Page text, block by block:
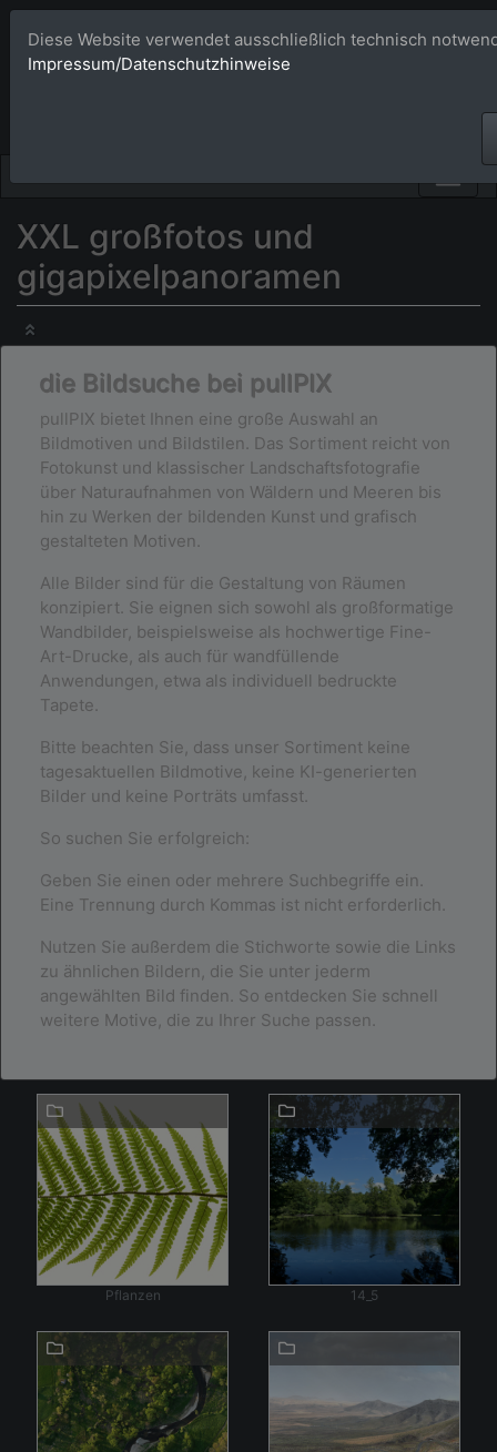
Bildagentur
XXL großfotos und
gigapixelpanoramen
die Bildsuche bei pullPIX
pullPIX bietet Ihnen eine große Auswahl an
Bildmotiven und Bildstilen. Das Sortiment reicht von
Fotokunst und klassischer Landschaftsfotografie
über Naturaufnahmen von Wäldern und Meeren bis
hin zu Werken der bildenden Kunst und grafisch
gestalteten Motiven.
Alle Bilder sind für die Gestaltung von Räumen
konzipiert. Sie eignen sich sowohl als großformatige
Wandbilder, beispielsweise als hochwertige Fine-
Art-Drucke, als auch für wandfüllende
Anwendungen, etwa als individuell bedruckte
Tapete.
Bitte beachten Sie, dass unser Sortiment keine
tagesaktuellen Bildmotive, keine KI-generierten
Bilder und keine Porträts umfasst.
So suchen Sie erfolgreich:
Geben Sie einen oder mehrere Suchbegriffe ein.
Eine Trennung durch Kommas ist nicht erforderlich.
Nutzen Sie außerdem die Stichworte sowie die Links
zu ähnlichen Bildern, die Sie unter jederm
angewählten Bild finden. So entdecken Sie schnell
weitere Motive, die zu Ihrer Suche passen.
Pflanzen 14_5
Diese Website verwendet ausschließlich technisch
Impressum/Datenschutzhinweise